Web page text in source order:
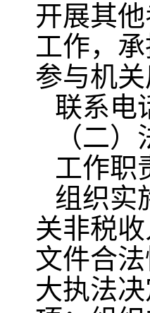
开展其
工作，
参与机
联系电
（二
工作职
组织实
关非税
文件合
大执法